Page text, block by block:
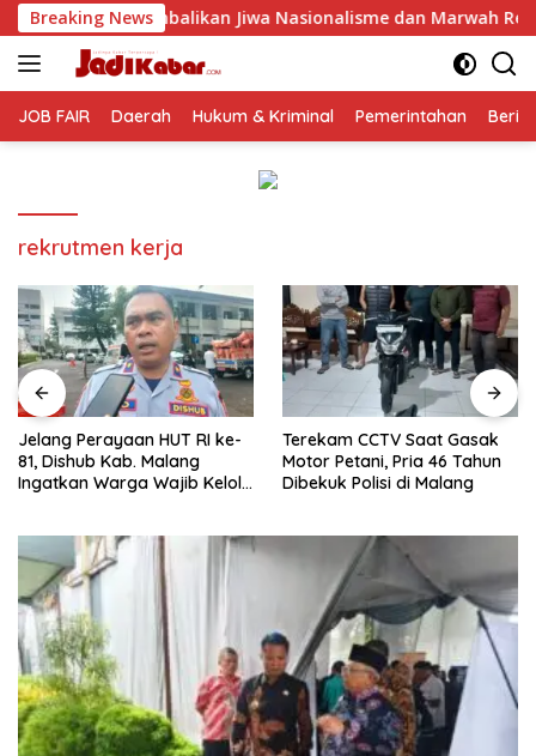
Langsung
ke
konten
Breaking News
Jiwa Nasionalisme dan Marwah Religius Jelang
JOB FAIR Daerah Hukum & Kriminal Pemerintahan
rekrutmen kerja
Jelang Perayaan HUT RI ke-
81, Dishub Kab. Malang
Ingatkan Warga Wajib Kelola
Terekam CCTV Saat Gasak
Motor Petani, Pria 46 Tahun
Dibekuk Polisi di Malang